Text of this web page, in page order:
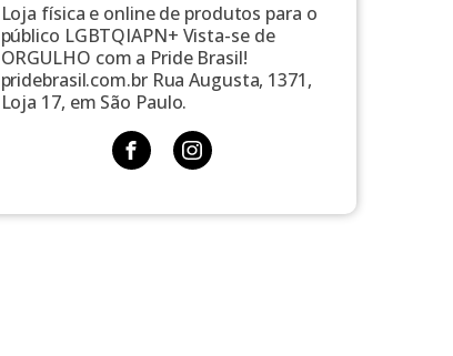
Loja física e online de produtos para o
público LGBTQIAPN+ Vista-se de
ORGULHO com a Pride Brasil!
pridebrasil.com.br Rua Augusta, 1371,
Loja 17, em São Paulo.